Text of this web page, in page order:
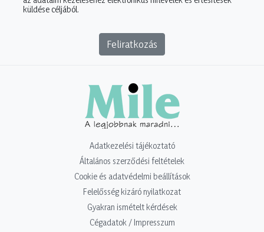
küldése céljából.
Feliratkozás
Adatkezelési tájékoztató
Általános szerződési feltételek
Cookie és adatvédelmi beállítások
Felelősség kizáró nyilatkozat
Gyakran ismételt kérdések
Cégadatok / Impresszum